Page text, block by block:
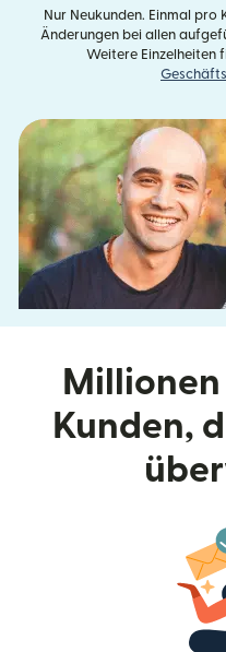
Nur Neukunden. Einmal pro
Änderungen bei allen
Weitere Einzelheiten
Kunden,